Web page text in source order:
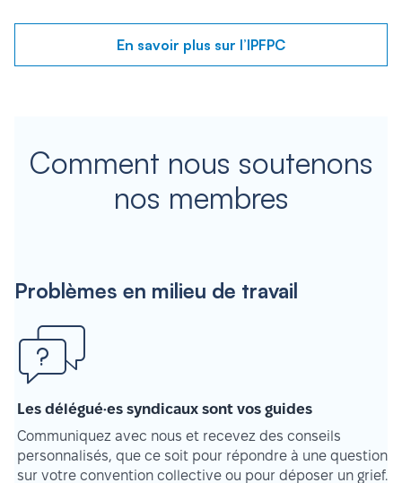
En savoir plus sur l’IPFPC
Comment nous soutenons
nos membres
Problèmes en milieu de travail
Les délégué·es syndicaux sont vos guides
Communiquez avec nous et recevez des conseils
personnalisés, que ce soit pour répondre à une question
sur votre convention collective ou pour déposer un grief.